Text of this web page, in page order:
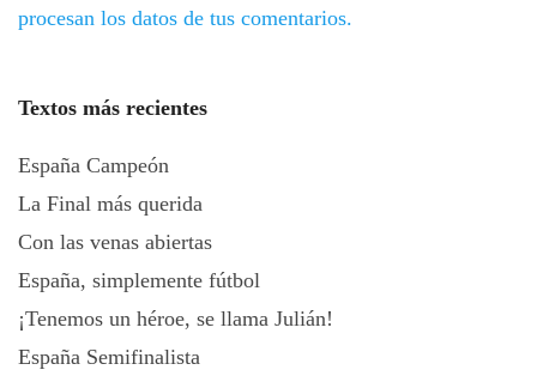
procesan los datos de tus comentarios.
Textos más recientes
España Campeón
La Final más querida
Con las venas abiertas
España, simplemente fútbol
¡Tenemos un héroe, se llama Julián!
España Semifinalista